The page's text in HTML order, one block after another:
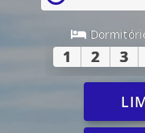
1 2 3